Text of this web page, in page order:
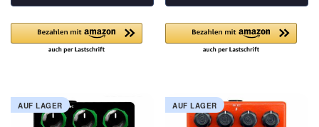
AUF LAGER AUF LAGER